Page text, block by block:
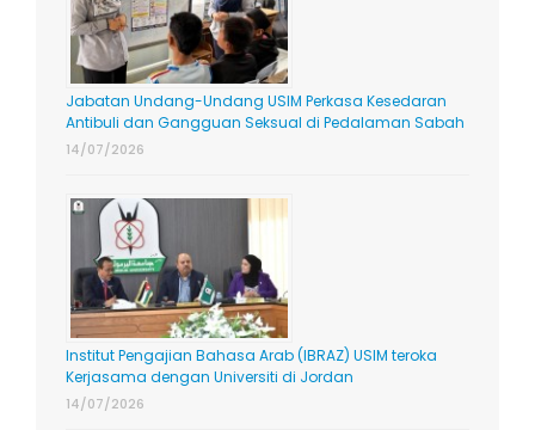
Jabatan Undang-Undang USIM Perkasa Kesedaran
Antibuli dan Gangguan Seksual di Pedalaman Sabah
14/07/2026
Institut Pengajian Bahasa Arab (IBRAZ) USIM teroka
Kerjasama dengan Universiti di Jordan
14/07/2026